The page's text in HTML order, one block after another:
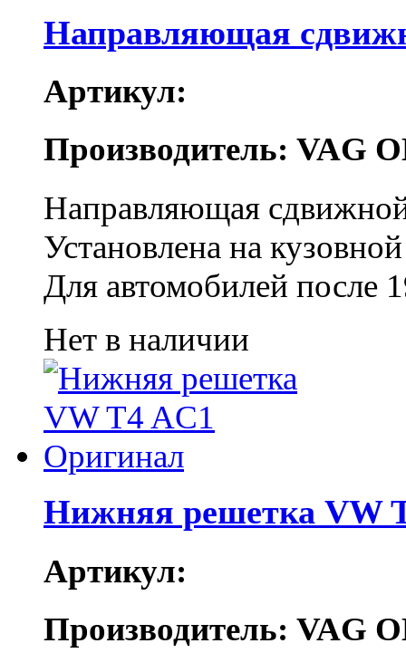
Направляющая
Артикул:
Производитель: VAG
Направляющая
Установлена на
Для автомобилей после
Нет в наличии
Нижняя решетка VW
Артикул:
Производитель: VAG